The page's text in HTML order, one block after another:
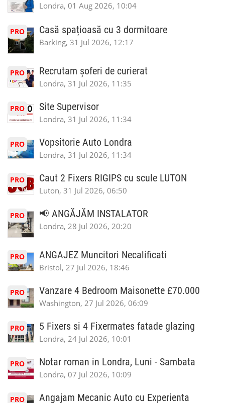
Londra, 01 Aug 2026, 10:04
PRO Casă spațioasă cu 3 dormitoare
Barking, 31 Jul 2026, 12:17
PRO Recrutam șoferi de curierat
Londra, 31 Jul 2026, 11:35
PRO Site Supervisor
Londra, 31 Jul 2026, 11:34
PRO Vopsitorie Auto Londra
Londra, 31 Jul 2026, 11:34
PRO Caut 2 Fixers RIGIPS cu scule LUTON
Luton, 31 Jul 2026, 06:50
PRO 📢 ANGĂJĂM INSTALATOR
Londra, 28 Jul 2026, 20:20
PRO ANGAJEZ Muncitori Necalificati
Bristol, 27 Jul 2026, 18:46
PRO Vanzare 4 Bedroom Maisonette £70.000
Washington, 27 Jul 2026, 06:09
PRO 5 Fixers si 4 Fixermates fatade glazing
Londra, 24 Jul 2026, 10:01
PRO Notar roman in Londra, Luni - Sambata
Londra, 07 Jul 2026, 10:09
PRO Angajam Mecanic Auto cu Experienta